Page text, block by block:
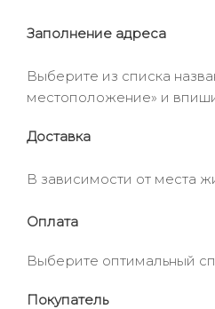
Заполнение адреса
Выберите из списка
местоположение» и
Доставка
В зависимости от места
Оплата
Выберите оптимальный
Покупатель